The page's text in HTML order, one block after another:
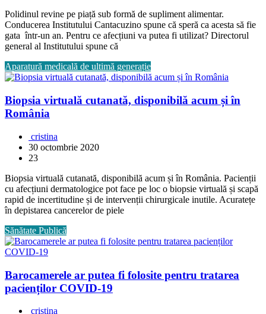
Polidinul revine pe piață sub formă de supliment alimentar.
Conducerea Institutului Cantacuzino spune că speră ca acesta să fie
gata într-un an. Pentru ce afecțiuni va putea fi utilizat? Directorul
general al Institutului spune că
Aparatură medicală de ultimă generație
Biopsia virtuală cutanată, disponibilă acum și în
România
cristina
30 octombrie 2020
23
Biopsia virtuală cutanată, disponibilă acum și în România. Pacienții
cu afecțiuni dermatologice pot face pe loc o biopsie virtuală și scapă
rapid de incertitudine și de intervenții chirurgicale inutile. Acuratețe
în depistarea cancerelor de piele
Sănătate Publică
Barocamerele ar putea fi folosite pentru tratarea
pacienților COVID-19
cristina